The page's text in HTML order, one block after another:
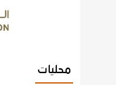
محليات